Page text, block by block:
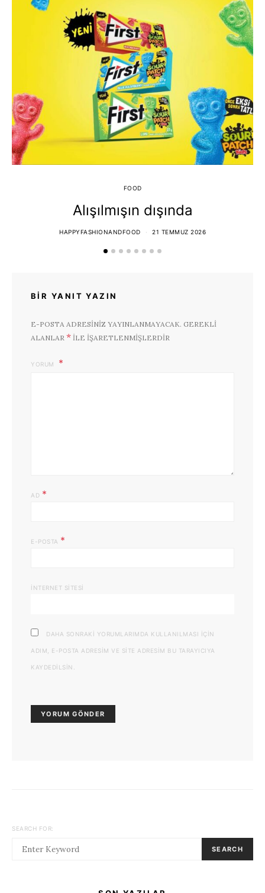
FOOD
Alışılmışın dışında
HAPPYFASHIONANDFOOD 21 TEMMUZ 2026
BIR YANIT YAZIN
E-POSTA ADRESINIZ YAYINLANMAYACAK. GEREKLI
ALANLAR * ILE IŞARETLENMIŞLERDIR
YORUM
AD *
E-POSTA *
İNTERNET SITESI
DAHA SONRAKI YORUMLARIMDA KULLANILMASI IÇIN
ADIM, E-POSTA ADRESIM VE SITE ADRESIM BU TARAYICIYA
KAYDEDILSIN.
SEARCH FOR:
SEARCH